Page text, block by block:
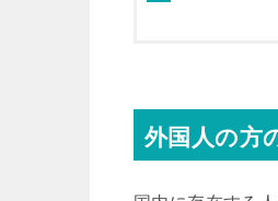
外国人の方